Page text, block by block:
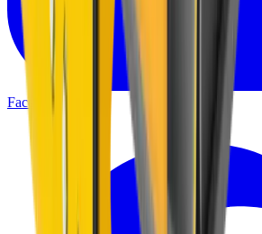
Facebook